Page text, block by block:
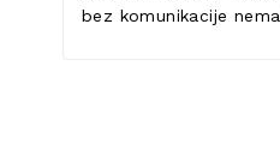
bez komunikacije